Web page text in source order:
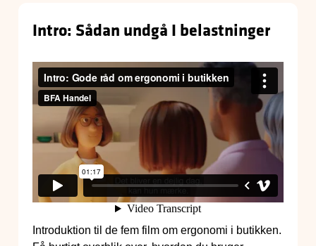
Intro: Sådan undgå I belastninger
Introduktion til de fem film om ergonomi i butikken.